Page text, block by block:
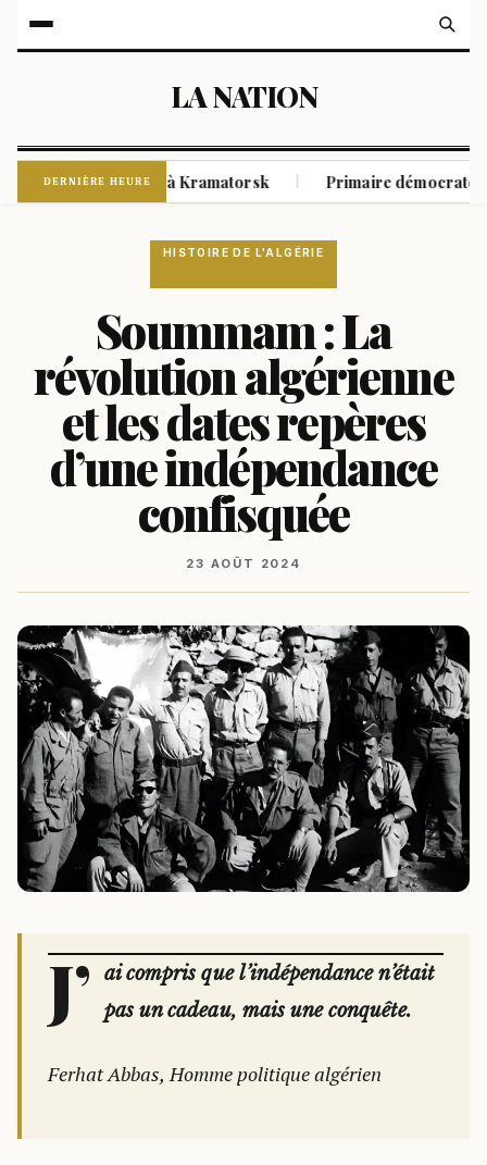
LA NATION
DERNIÈRE HEURE
attaques russes à Kramatorsk | Primaire démocrate
HISTOIRE DE L'ALGÉRIE
Soummam : La
révolution algérienne
et les dates repères
d’une indépendance
confisquée
23 AOÛT 2024
J’
ai compris que l’indépendance n’était
pas un cadeau, mais une conquête.
Ferhat Abbas, Homme politique algérien